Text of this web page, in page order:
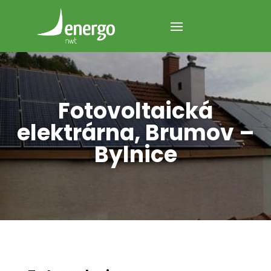
Fotovoltaická
elektrárna, Brumov –
Bylnice